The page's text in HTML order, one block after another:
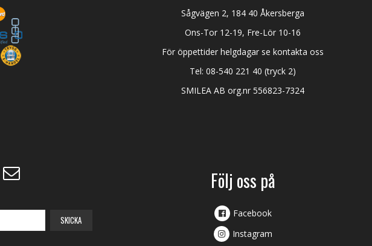
Sågvägen 2, 184 40 Åkersberga
Ons-Tor 12-19, Fre-Lör 10-16
För öppettider helgdagar se kontakta oss
Tel:08-540 221 40 (tryck 2)
SMILEA AB org.nr 556823-7324
SKICKA
Följ oss på
Facebook
Instagram